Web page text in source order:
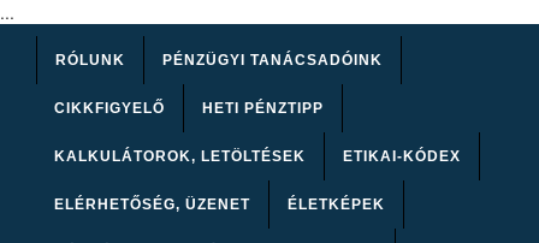
...
RÓLUNK PÉNZÜGYI TANÁCSADÓINK
CIKKFIGYELŐ HETI PÉNZTIPP
KALKULÁTOROK, LETÖLTÉSEK ETIKAI-KÓDEX
ELÉRHETŐSÉG, ÜZENET ÉLETKÉPEK